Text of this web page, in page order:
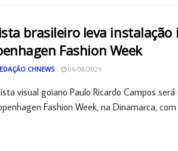
brasileiro leva instalação
Fashion Week
CHNEWS 06/08/2026
visual goiano Paulo Ricardo Campos
Fashion Week, na Dinamarca,